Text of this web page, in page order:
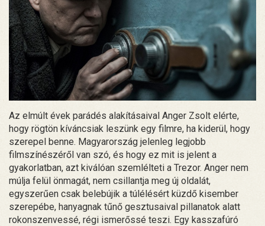
Az elmúlt évek parádés alakításaival Anger Zsolt elérte,
hogy rögtön kíváncsiak leszünk egy filmre, ha kiderül, hogy
szerepel benne. Magyarország jelenleg legjobb
filmszínészéről van szó, és hogy ez mit is jelent a
gyakorlatban, azt kiválóan szemlélteti a Trezor. Anger nem
múlja felül önmagát, nem csillantja meg új oldalát,
egyszerűen csak belebújik a túlélésért küzdő kisember
szerepébe, hanyagnak tűnő gesztusaival pillanatok alatt
rokonszenvessé, régi ismerőssé teszi. Egy kasszafúró